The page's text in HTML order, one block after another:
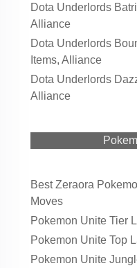
Dota Underlords
Alliance
Dota Underlords
Items, Alliance
Dota Underlords
Alliance
Best Zeraora
Moves
Pokemon Unite Tier
Pokemon Unite Top
Pokemon Unite